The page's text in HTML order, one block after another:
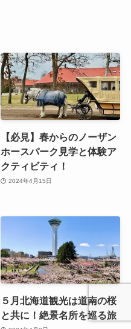
【必見】春からのノーザン
ホースパーク見学と体験ア
クティビティ！
2024年4月15日
５月北海道観光は道南の桜
と共に！絶景名所を巡る旅